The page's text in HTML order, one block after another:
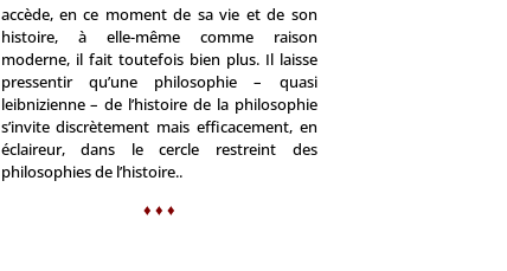
accède, en ce moment de sa vie et de son
histoire, à elle-même comme raison
moderne, il fait toutefois bien plus. Il laisse
pressentir qu’une philosophie – quasi
leibnizienne – de l’histoire de la philosophie
s’invite discrètement mais efficacement, en
éclaireur, dans le cercle restreint des
philosophies de l’histoire..
♦ ♦ ♦